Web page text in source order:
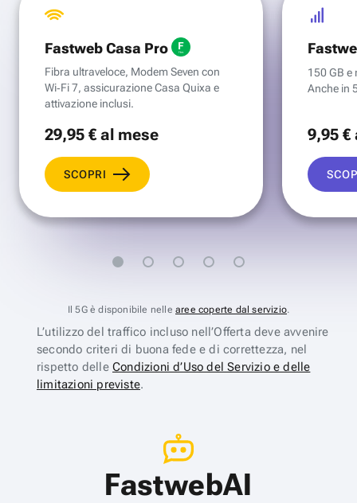
Fastweb Casa Pro
Fibra ultraveloce, Modem Seven con
Wi‑Fi 7, assicurazione Casa Quixa e
attivazione inclusi.
29,95 €al mese
SCOPRI
150 GB e
Anche in
9,95 €
Il 5G è disponibile nelle aree coperte dal servizio.
L’utilizzo del traffico incluso nell’Offerta deve avvenire
secondo criteri di buona fede e di correttezza, nel
rispetto delle Condizioni d’Uso del Servizio e delle
limitazioni previste.
FastwebAI